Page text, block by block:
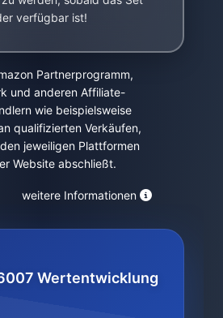
verfügbar ist!
Partnerprogramm,
und anderen Affiliate-
wie beispielsweise
qualifizierten Verkäufen,
jeweiligen Plattformen
Website abschließt.
weitere Informationen
Wertentwicklung